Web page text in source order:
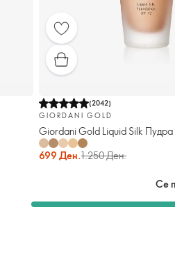
(2042)
GIORDANI GOLD
Giordani Gold Liquid Silk Пудра
699 Ден.1.250 Ден.
Се